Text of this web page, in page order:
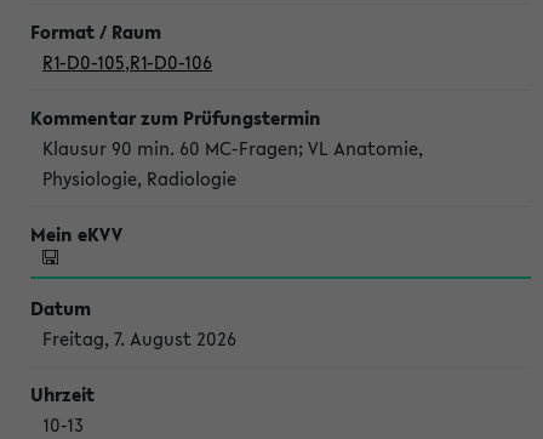
R1-D0-105,R1-D0-106
Klausur 90 min. 60 MC-Fragen; VL Anatomie,
Physiologie, Radiologie
Freitag, 7. August 2026
10-13